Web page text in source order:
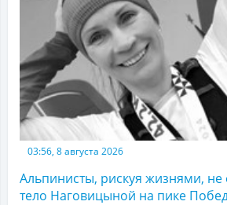
03:56, 8 августа 2026
Альпинисты, рискуя жизнями, не
тело Наговицыной на пике